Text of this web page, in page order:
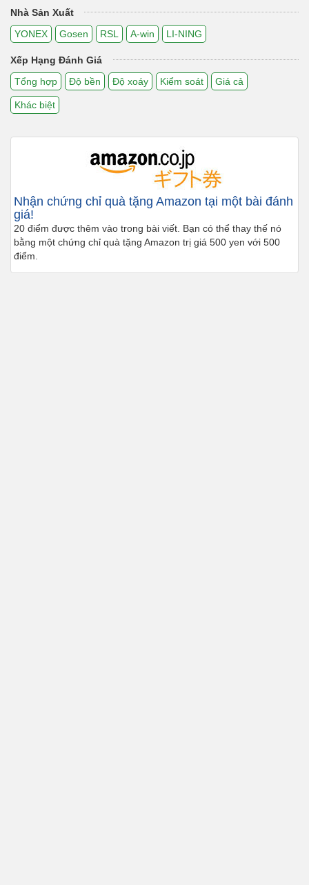
Nhà Sản Xuất
YONEX
Gosen RSL A-win LI-NING
Xếp Hạng Đánh Giá
Tổng hợp
Độ bền Độ xoáy Kiểm soát Giá cả
Khác biệt
Nhận chứng chỉ quà tặng Amazon tại một bài đánh
giá!
20 điểm được thêm vào trong bài viết. Bạn có thể thay thế nó
bằng một chứng chỉ quà tặng Amazon trị giá 500 yen với 500
điểm.